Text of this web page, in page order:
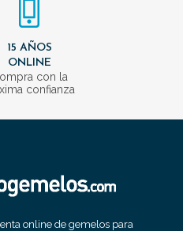
15 AÑOS
ONLINE
con la
confianza
online de gemelos para